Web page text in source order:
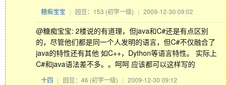
糖痴宝宝 | 园豆：153 (初学一级) | 2009-12-30 09:02
@糖痴宝宝: 2楼说的有道理，但java和C#还是有点区别
的，尽管他们都是同一个人发明的语言，但C#不仅融合了
java的特性还有其他 如C++，Dython等语言特性。 实际上
C#和java语法差不多。。呵呵 应该都可以这样写的
十四 | 园豆：46 (初学一级) | 2009-12-30 09:12